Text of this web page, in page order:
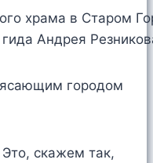
городом
скажем так,